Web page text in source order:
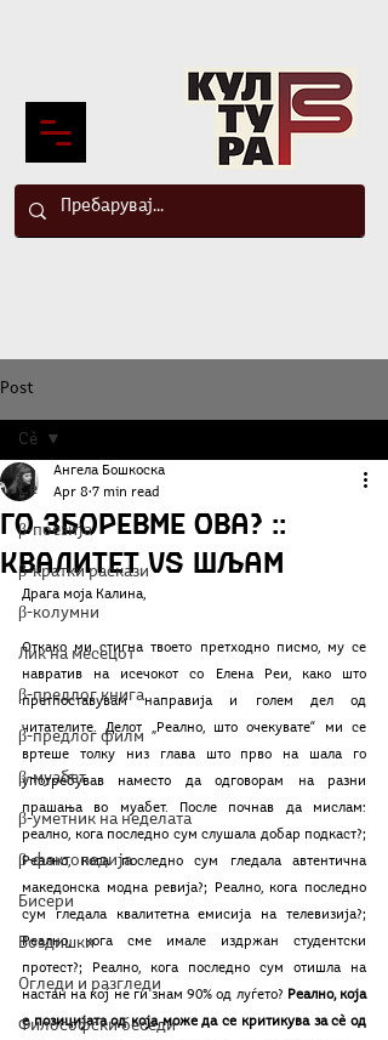
Post
Сè
β-поезија
β-кратки раскази
β-колумни
Лик на месецот
β-предлог книга
β-предлог филм
β-муабет
β-уметник на неделата
β-фактопедија
Бисери
Воздишки
Огледи и разгледи
Философски беседи
Сè
Го зборевме ова? ::
Квалитет VS Шљам
Ангела Бошкоска
Apr 8 7 min read
Драга моја Калина,
Откако ми стигна твоето претходно писмо, му се
навратив на исечокот со Елена Реи, како што
претпоставувам направија и голем дел од
читателите. Делот „Реално, што очекувате“ ми се
вртеше толку низ глава што прво на шала го
употребував наместо да одговорам на разни
прашања во муабет. После почнав да мислам:
реално, кога последно сум слушала добар подкаст?;
Реално, кога последно сум гледала автентична
македонска модна ревија?; Реално, кога последно
сум гледала квалитетна емисија на телевизија?;
Реално, кога сме имале издржан студентски
протест?; Реално, кога последно сум отишла на
настан на кој не ги знам 90% од луѓето? Реално, која
е позицијата од која може да се критикува за сѐ од